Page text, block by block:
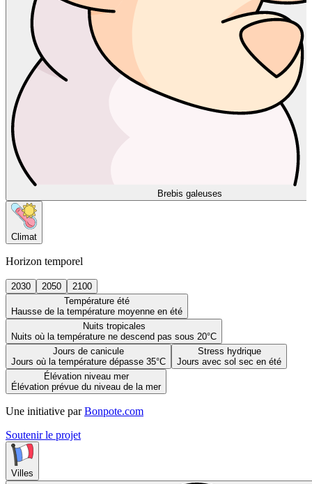
Brebis galeuses
Climat
Horizon temporel
2030 2050
2100
Température été
Hausse de la température moyenne en été
Nuits tropicales
Nuits où la température ne descend pas sous 20°C
Jours de canicule
Jours où la température dépasse 35°C
Stress hydrique
Jours avec sol sec en été
Élévation niveau mer
Élévation prévue du niveau de la mer
Une initiative par Bonpote.com
Soutenir le projet
Villes